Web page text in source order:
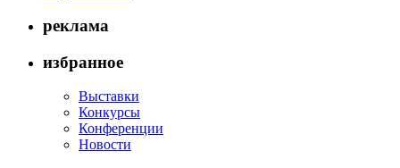
реклама
избранное
Выставки
Конкурсы
Конференции
Новости